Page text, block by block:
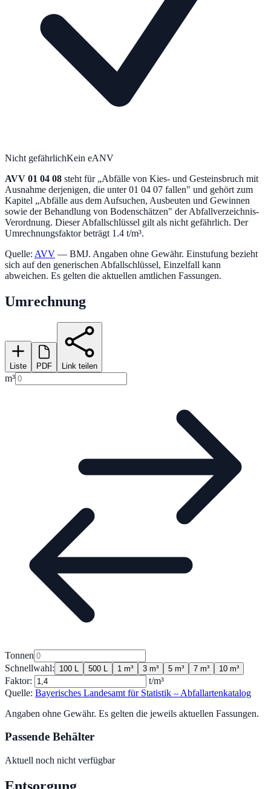
Nicht gefährlichKein eANV
AVV 01 04 08 steht für „Abfälle von Kies- und Gesteinsbruch mit
Ausnahme derjenigen, die unter 01 04 07 fallen" und gehört zum
Kapitel „Abfälle aus dem Aufsuchen, Ausbeuten und Gewinnen
sowie der Behandlung von Bodenschätzen" der Abfallverzeichnis-
Verordnung. Dieser Abfallschlüssel gilt als nicht gefährlich. Der
Umrechnungsfaktor beträgt 1.4 t/m³.
Quelle: AVV — BMJ. Angaben ohne Gewähr. Einstufung bezieht
sich auf den generischen Abfallschlüssel, Einzelfall kann
abweichen. Es gelten die aktuellen amtlichen Fassungen.
Umrechnung
Liste PDF Link teilen
m³
Tonnen
Schnellwahl:
100 L 500 L 1 m³ 3 m³ 5 m³ 7 m³ 10 m³
Faktor:
t/m³
Quelle: Bayerisches Landesamt für Statistik – Abfallartenkatalog
Angaben ohne Gewähr. Es gelten die jeweils aktuellen Fassungen.
Passende Behälter
Aktuell noch nicht verfügbar